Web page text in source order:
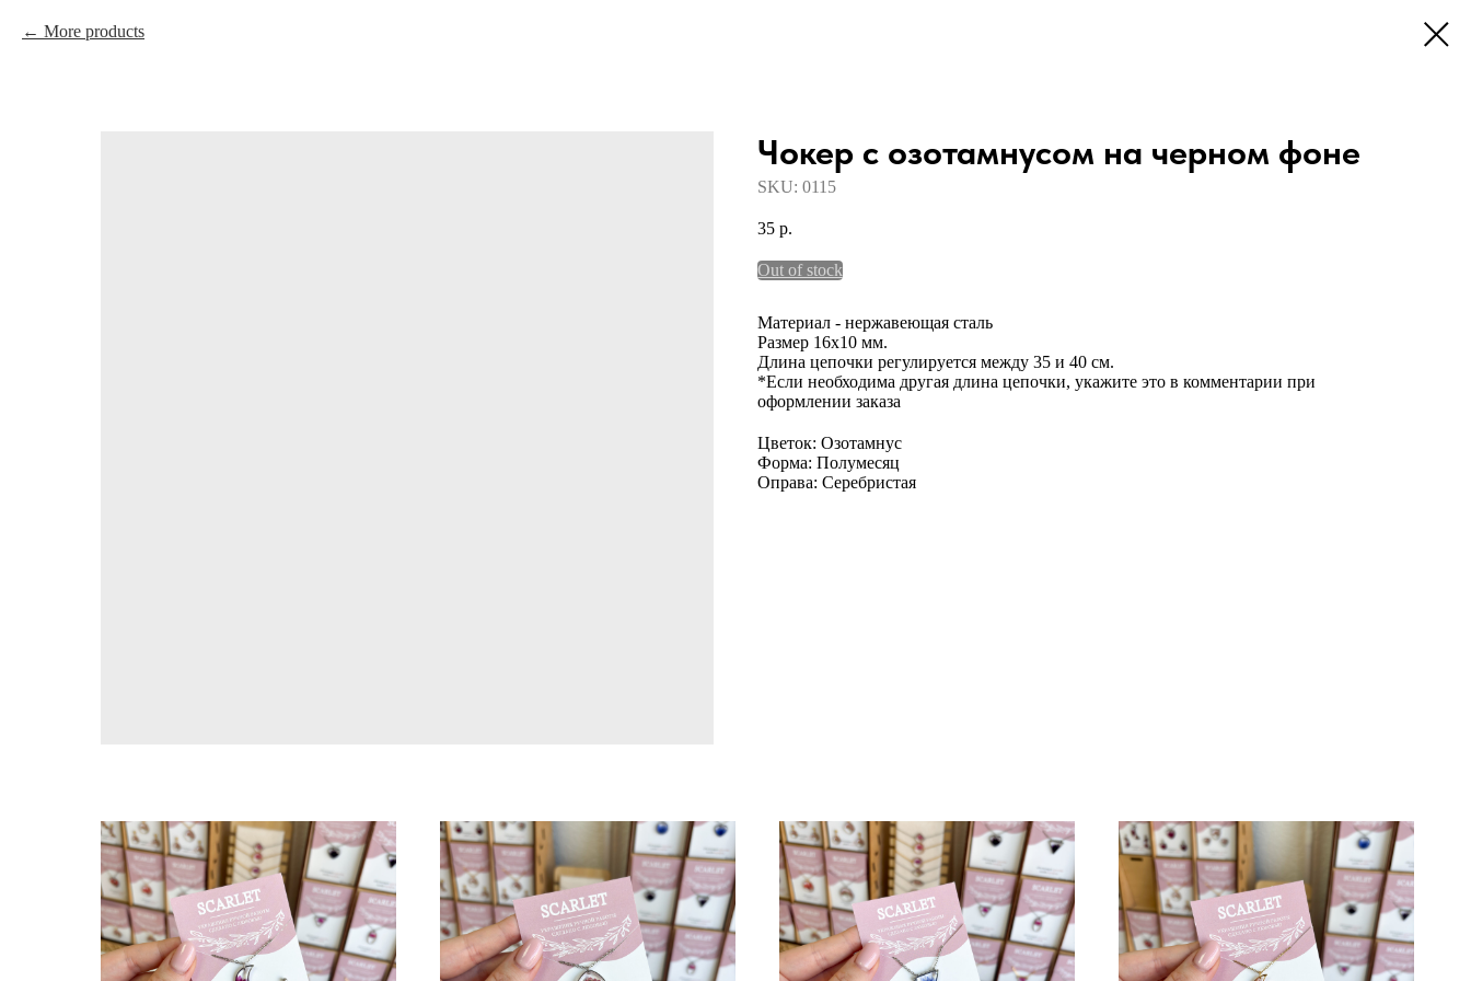
More products
Чокер с озотамнусом на черном фоне
SKU: 0115
35 р.
Out of stock
Материал - нержавеющая сталь
Размер 16х10 мм.
Длина цепочки регулируется между 35 и 40 см.
*Если необходима другая длина цепочки, укажите это в комментарии при
оформлении заказа
Цветок: Озотамнус
Форма: Полумесяц
Оправа: Серебристая